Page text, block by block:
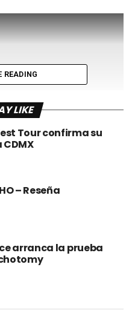
READING
LIKE
Tour confirma su
– Reseña
arranca la prueba